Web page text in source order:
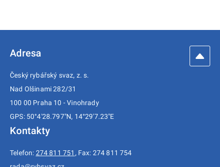
Adresa
Český rybářský svaz, z. s.
Nad Olšinami 282/31
100 00 Praha 10 - Vinohrady
GPS: 50°4'28.797"N, 14°29'7.23"E
Kontakty
Telefon: 274 811 751 , Fax: 274 811 754